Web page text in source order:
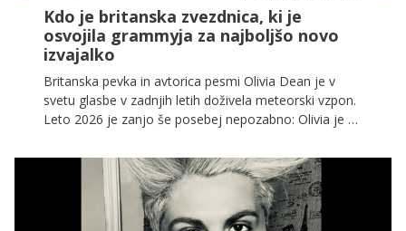
Kdo je britanska zvezdnica, ki je
osvojila grammyja za najboljšo novo
izvajalko
Britanska pevka in avtorica pesmi Olivia Dean je v
svetu glasbe v zadnjih letih doživela meteorski vzpon.
Leto 2026 je zanjo še posebej nepozabno: Olivia je na
novo izvajalko (Best New Artist) in s tem potrdila, da
sodi med najpomembnejše nove talente svetovne
glasbene scene.